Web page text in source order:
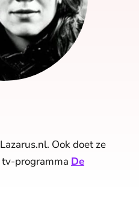
Ook doet ze
programma De